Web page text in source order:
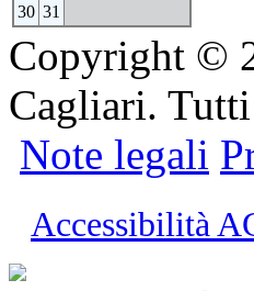
30 31
Copyright ©
Cagliari.
Note legali
Accessibilità